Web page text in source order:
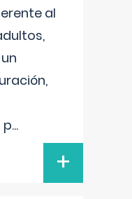
al
p...
+